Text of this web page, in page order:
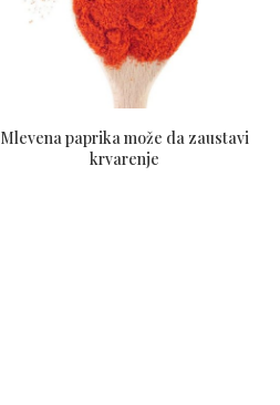
Mlevena paprika može da zaustavi
krvarenje